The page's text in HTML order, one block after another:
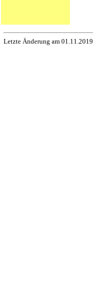
Letzte Änderung am 01.11.2019